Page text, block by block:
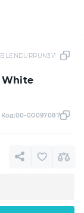
White
Код:00-00097087